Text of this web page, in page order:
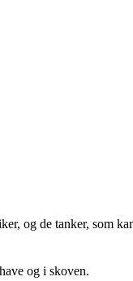
og de tanker, som
og i skoven.